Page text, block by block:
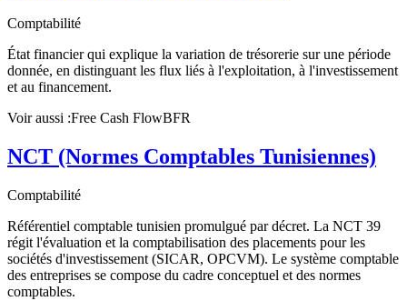
Comptabilité
État financier qui explique la variation de trésorerie sur une période
donnée, en distinguant les flux liés à l'exploitation, à l'investissement
et au financement.
Voir aussi :Free Cash FlowBFR
NCT (Normes Comptables Tunisiennes)
Comptabilité
Référentiel comptable tunisien promulgué par décret. La NCT 39
régit l'évaluation et la comptabilisation des placements pour les
sociétés d'investissement (SICAR, OPCVM). Le système comptable
des entreprises se compose du cadre conceptuel et des normes
comptables.